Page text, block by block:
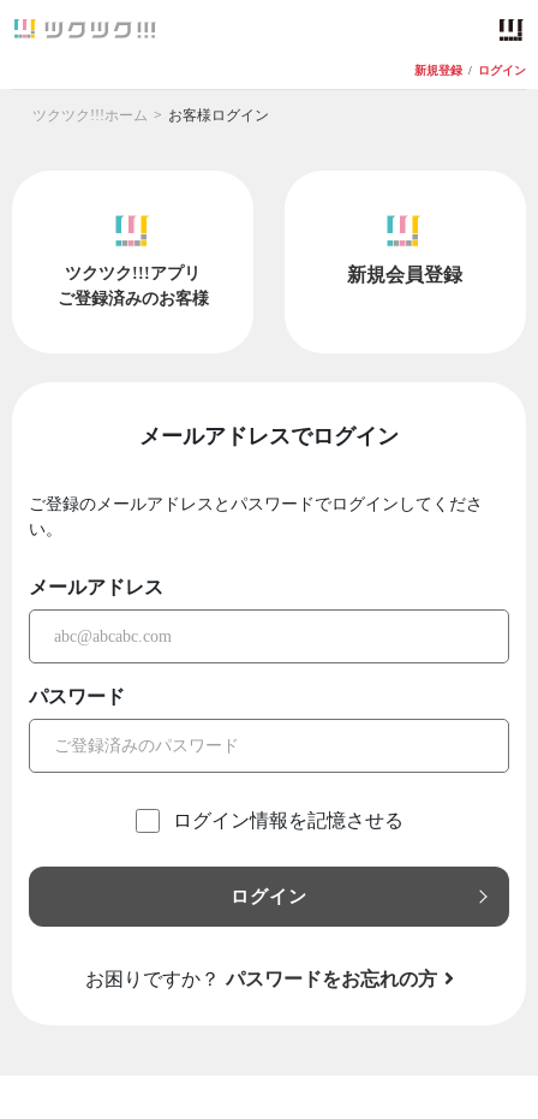
新規登録 / ログイン
ツクツク!!!ホーム お客様ログイン
ツクツク!!!アプリ
ご登録済みのお客様
新規会員登録
メールアドレスでログイン
ご登録のメールアドレスとパスワードでログインしてくださ
い。
メールアドレス
パスワード
ログイン情報を記憶させる
ログイン
お困りですか？ パスワードをお忘れの方